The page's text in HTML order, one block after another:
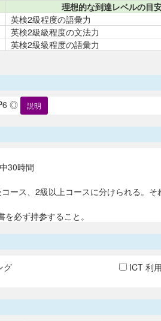
理想的な到達レベルの目
英検2級程度の語彙力
英検2級級程度の文法力
英検2級級程度の語彙力
◎ 説明
中30時間
ース、2級以上コースに分けられる。
必ず持参すること。
グ ICT 利用